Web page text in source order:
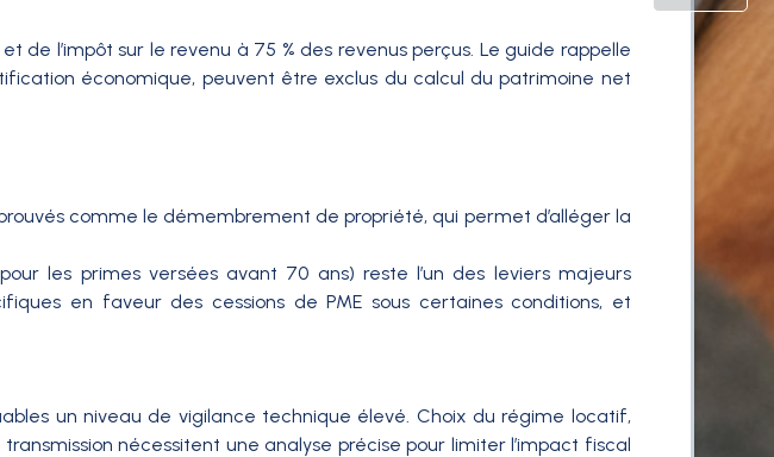
de l’impôt sur le revenu à 75 % des revenus perçus. Le guide rappelle
économique, peuvent être exclus du calcul du patrimoine net
comme le démembrement de propriété, qui permet d’alléger la
les primes versées avant 70 ans) reste l’un des leviers majeurs
en faveur des cessions de PME sous certaines conditions, et
un niveau de vigilance technique élevé. Choix du régime locatif,
nécessitent une analyse précise pour limiter l’impact fiscal